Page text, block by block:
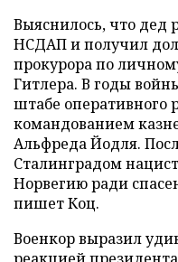
Выяснилось, что дед
НСДАП и получил
прокурора по
Гитлера. В годы
штабе оперативного
командованием
Альфреда Йодля.
Сталинградом
Норвегию ради
пишет Коц.
Военкор выразил